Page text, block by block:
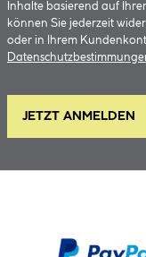
Inhalte basierend auf
können Sie jederzeit
oder in Ihrem
JETZT ANMELDEN